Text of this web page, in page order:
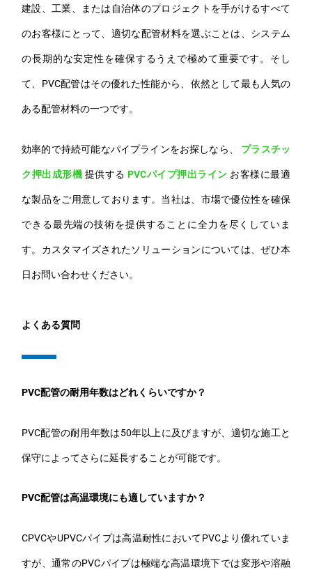
建設、工業、または自治体のプロジェクトを手がけるすべて
のお客様にとって、適切な配管材料を選ぶことは、システム
の長期的な安定性を確保するうえで極めて重要です。そし
て、PVC配管はその優れた性能から、依然として最も人気の
ある配管材料の一つです。
効率的で持続可能なパイプラインをお探しなら、 プラスチッ
ク押出成形機 提供するPVCパイプ押出ライン お客様に最適
な製品をご用意しております。当社は、市場で優位性を確保
できる最先端の技術を提供することに全力を尽くしていま
す。カスタマイズされたソリューションについては、ぜひ本
日お問い合わせください。
よくある質問
PVC配管の耐用年数はどれくらいですか？
PVC配管の耐用年数は50年以上に及びますが、適切な施工と
保守によってさらに延長することが可能です。
PVC配管は高温環境にも適していますか？
CPVCやUPVCパイプは高温耐性においてPVCより優れていま
すが、通常のPVCパイプは極端な高温環境下では変形や溶融